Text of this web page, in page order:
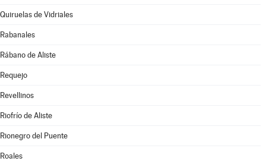
Quiruelas de Vidriales
Rabanales
Rábano de Aliste
Requejo
Revellinos
Riofrío de Aliste
Rionegro del Puente
Roales